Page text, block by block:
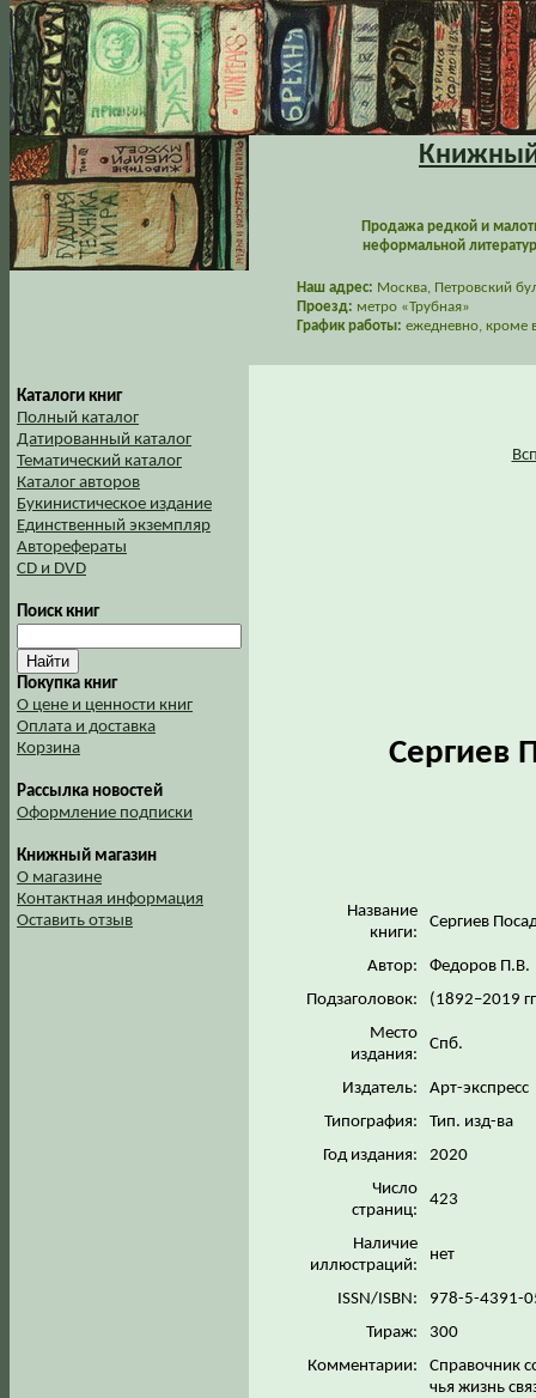
Книжный
Продажа редкой и
неформальной
Наш адрес: Москва, Петровский
Проезд: метро «Трубная»
График работы: ежедневно, кроме
Каталоги книг
Полный каталог
Датированный каталог
Тематический каталог
Каталог авторов
Букинистическое издание
Единственный экземпляр
Авторефераты
CD и DVD
Поиск книг
Покупка книг
О цене и ценности книг
Оплата и доставка
Корзина
Рассылка новостей
Оформление подписки
Книжный магазин
О магазине
Контактная информация
Оставить отзыв
Сергиев
Название
книги:
Сергиев
Автор:
Федоров П.В.
Подзаголовок:
(1892–2019
Место
издания:
Спб.
Издатель:
Арт-экспресс
Типография:
Тип. изд-ва
Год издания:
2020
Число
страниц:
423
Наличие
иллюстраций:
нет
ISSN/ISBN:
978-5-4391-
Тираж:
300
Комментарии:
Справочник
чья жизнь